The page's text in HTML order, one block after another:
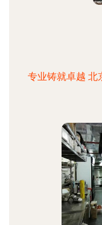
专业铸就卓越 北